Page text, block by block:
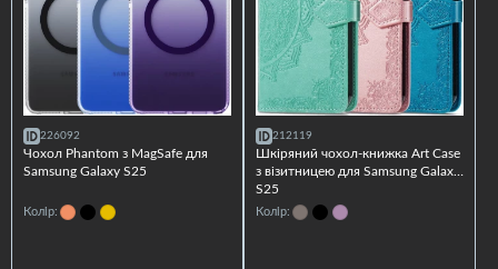
226092
Чохол Phantom з MagSafe для
Samsung Galaxy S25
Колір:
212119
Шкіряний чохол-книжка Art Case
з візитницею для Samsung Galaxy
S25
Колір: